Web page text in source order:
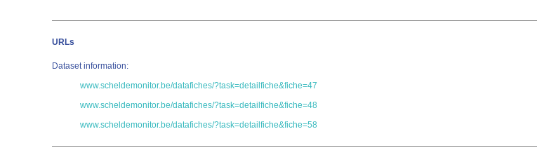
URLs
Dataset information:
www.scheldemonitor.be/datafiches/?task=detailfiche&fiche=47
www.scheldemonitor.be/datafiches/?task=detailfiche&fiche=48
www.scheldemonitor.be/datafiches/?task=detailfiche&fiche=58